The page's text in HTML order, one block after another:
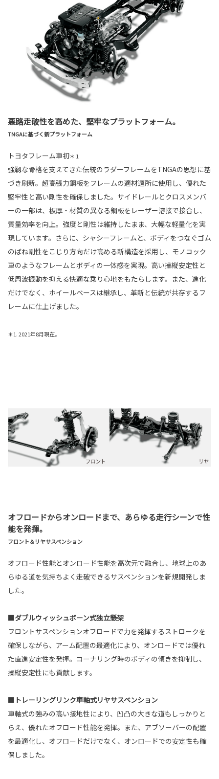
悪路走破性を高めた、堅牢なプラットフォーム。
TNGAに基づく新プラットフォーム
トヨタフレーム車初＊ 1
強靱な骨格を支えてきた伝統のラダーフレームをTNGAの思想に基
づき刷新。超高張力鋼板をフレームの適材適所に使用し、優れた
堅牢性と高い剛性を確保しました。サイドレールとクロスメンバ
ーの一部は、板厚・材質の異なる鋼板をレーザー溶接で接合し、
質量効率を向上。強度と剛性は維持したまま、大幅な軽量化を実
現しています。さらに、シャシーフレームと、ボディをつなぐゴム
のばね剛性をこじり方向だけ高める新構造を採用し、モノコック
車のようなフレームとボディの一体感を実現。高い操縦安定性と
低周波振動を抑える快適な乗り心地をもたらします。また、進化
だけでなく、ホイールベースは継承し、革新と伝統が共存するフ
レームに仕上げました。
＊1. 2021年8月現在。
オフロードからオンロードまで、あらゆる走行シーンで性
能を発揮。
フロント＆リヤサスペンション
オフロード性能とオンロード性能を高次元で融合し、地球上のあ
らゆる道を気持ちよく走破できるサスペンションを新規開発しま
した。
■ダブルウィッシュボーン式独立懸架
フロントサスペンションオフロードで力を発揮するストロークを
確保しながら、アーム配置の最適化により、オンロードでは優れ
た直進安定性を発揮。コーナリング時のボディの傾きを抑制し、
操縦安定性にも貢献します。
■トレーリングリンク車軸式リヤサスペンション
車軸式の強みの高い接地性により、凹凸の大きな道もしっかりと
らえ、優れたオフロード性能を発揮。また、アブソーバーの配置
を最適化し、オフロードだけでなく、オンロードでの安定性も確
保しました。